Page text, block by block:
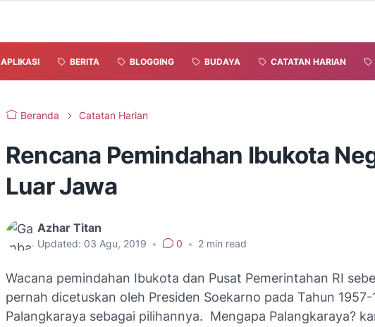
APLIKASI BERITA BLOGGING BUDAYA CATATAN HARIAN
Beranda Catatan Harian
Rencana Pemindahan Ibukota
Luar Jawa
Azhar Titan
Updated: 03 Agu, 2019 • 0 • 2 min read
Wacana pemindahan Ibukota dan Pusat Pemerintahan RI
pernah dicetuskan oleh Presiden Soekarno pada Tahun
Palangkaraya sebagai pilihannya. Mengapa Palangkaraya?